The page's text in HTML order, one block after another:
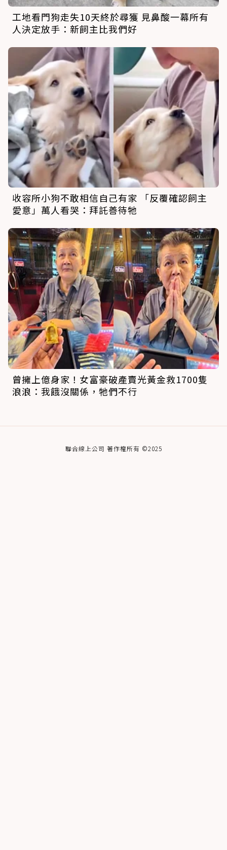
工地看門狗走失10天終於尋獲 見鼻酸一幕所有
人決定放手：新飼主比我們好
收容所小狗不敢相信自己有家 「反覆確認飼主
愛意」萬人看哭：拜託善待牠
曾擁上億身家！女富豪破產賣光黃金救1700隻
浪浪：我餓沒關係，牠們不行
聯合線上公司 著作權所有 ©2025